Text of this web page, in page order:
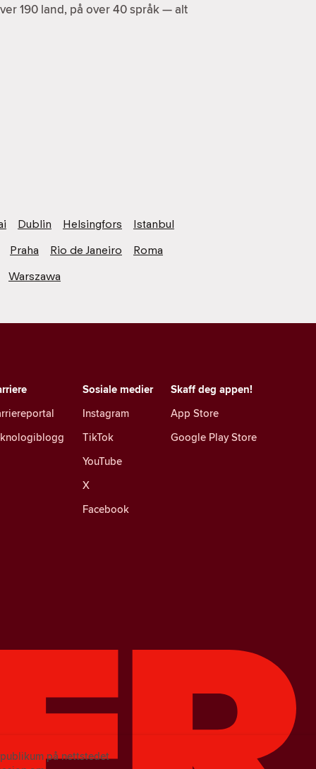
190 land, på over 40 språk — alt
Dublin Helsingfors
Istanbul
Praha Rio de Janeiro
Roma
Warszawa
Sosiale medier
Instagram
TikTok
YouTube
X
Facebook
Skaff deg appen!
App Store
Google Play Store
på nettstedet